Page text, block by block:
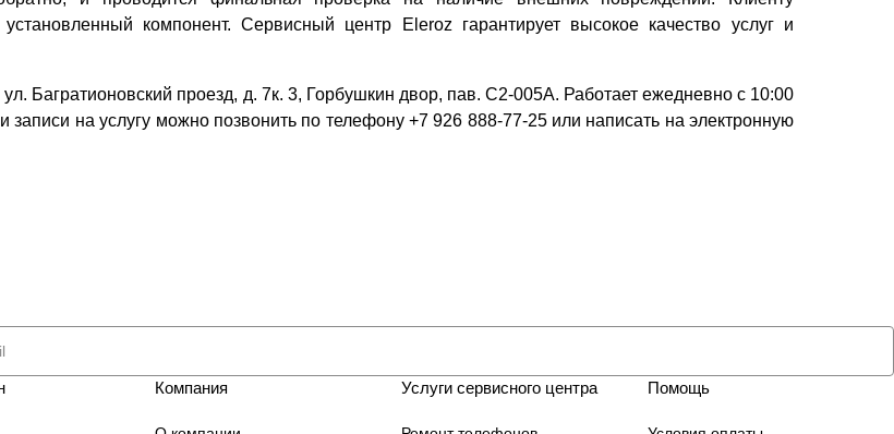
компонент. Сервисный центр Eleroz гарантирует высокое качество услуг и
Багратионовский проезд, д. 7к. 3, Горбушкин двор, пав. C2-005A. Работает ежедневно с 10:00
на услугу можно позвонить по телефону +7 926 888-77-25 или написать на электронную
Компания Услуги сервисного центра Помощь